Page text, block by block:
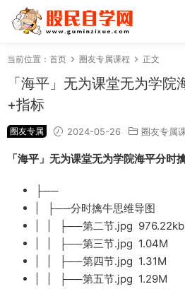
当前位置： 首页 圈友专属课程 正文
「海平」无为课堂无为学院
+指标
圈友专属 2024-05-26 圈友专属
「海平」无为课堂无为学院海平分时
├──
| ├──分时擒牛思维导图
| | ├──第二节.jpg 976.22kb
| | ├──第三节.jpg 1.04M
| | ├──第四节.jpg 1.31M
| | ├──第五节.jpg 1.29M